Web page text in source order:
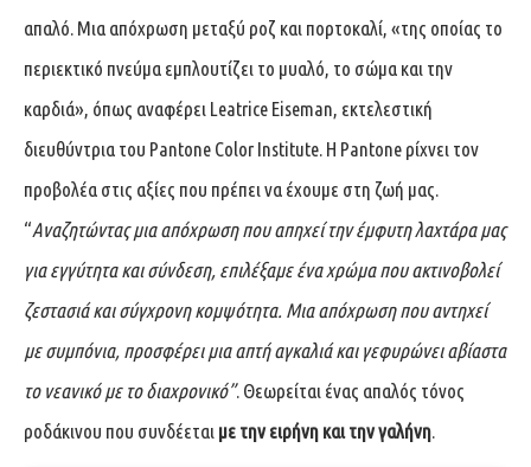
απαλό. Μια απόχρωση μεταξύ ροζ και πορτοκαλί, «της οποίας το
περιεκτικό πνεύμα εμπλουτίζει το μυαλό, το σώμα και την
καρδιά», όπως αναφέρει Leatrice Eiseman, εκτελεστική
διευθύντρια του Pantone Color Institute. Η Pantone ρίχνει τον
προβολέα στις αξίες που πρέπει να έχουμε στη ζωή μας.
“Αναζητώντας μια απόχρωση που απηχεί την έμφυτη λαχτάρα μας
για εγγύτητα και σύνδεση, επιλέξαμε ένα χρώμα που ακτινοβολεί
ζεστασιά και σύγχρονη κομψότητα. Μια απόχρωση που αντηχεί
με συμπόνια, προσφέρει μια απτή αγκαλιά και γεφυρώνει αβίαστα
το νεανικό με το διαχρονικό”. Θεωρείται ένας απαλός τόνος
ροδάκινου που συνδέεται με την ειρήνη και την γαλήνη.